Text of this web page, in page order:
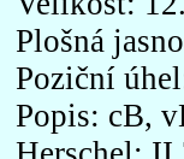
Plošná
Poziční
Popis: cB,